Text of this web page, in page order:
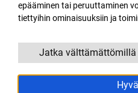
epääminen tai peruuttaminen
tiettyihin ominaisuuksiin ja
Jatka välttämättömillä